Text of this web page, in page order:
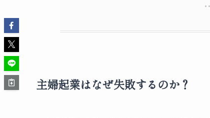
主婦起業はなぜ失敗するのか？